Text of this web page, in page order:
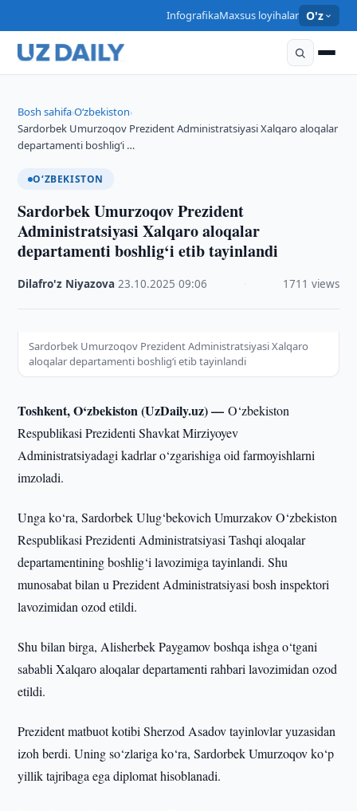
InfografikaMaxsus loyihalar O'z
Bosh sahifa›O‘zbekiston›
Sardorbek Umurzoqov Prezident Administratsiyasi Xalqaro aloqalar
departamenti boshlig‘i …
O‘ZBEKISTON
Sardorbek Umurzoqov Prezident
Administratsiyasi Xalqaro aloqalar
departamenti boshlig‘i etib tayinlandi
Dilafro'z Niyazova ·23.10.2025 ·09:06 1711 views
Sardorbek Umurzoqov Prezident Administratsiyasi Xalqaro
aloqalar departamenti boshlig‘i etib tayinlandi
Toshkent, O‘zbekiston (UzDaily.uz) —O‘zbekiston
Respublikasi Prezidenti Shavkat Mirziyoyev
Administratsiyadagi kadrlar o‘zgarishiga oid farmoyishlarni
imzoladi.
Unga ko‘ra, Sardorbek Ulug‘bekovich Umurzakov O‘zbekiston
Respublikasi Prezidenti Administratsiyasi Tashqi aloqalar
departamentining boshlig‘i lavozimiga tayinlandi. Shu
munosabat bilan u Prezident Administratsiyasi bosh inspektori
lavozimidan ozod etildi.
Shu bilan birga, Alisherbek Paygamov boshqa ishga o‘tgani
sababli Xalqaro aloqalar departamenti rahbari lavozimidan ozod
etildi.
Prezident matbuot kotibi Sherzod Asadov tayinlovlar yuzasidan
izoh berdi. Uning so‘zlariga ko‘ra, Sardorbek Umurzoqov ko‘p
yillik tajribaga ega diplomat hisoblanadi.